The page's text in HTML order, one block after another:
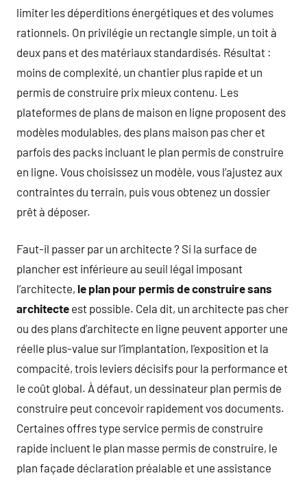
limiter les déperditions énergétiques et des volumes
rationnels. On privilégie un rectangle simple, un toit à
deux pans et des matériaux standardisés. Résultat :
moins de complexité, un chantier plus rapide et un
permis de construire prix mieux contenu. Les
plateformes de plans de maison en ligne proposent des
modèles modulables, des plans maison pas cher et
parfois des packs incluant le plan permis de construire
en ligne. Vous choisissez un modèle, vous l’ajustez aux
contraintes du terrain, puis vous obtenez un dossier
prêt à déposer.
Faut-il passer par un architecte ? Si la surface de
plancher est inférieure au seuil légal imposant
l’architecte, le plan pour permis de construire sans
architecte est possible. Cela dit, un architecte pas cher
ou des plans d’architecte en ligne peuvent apporter une
réelle plus-value sur l’implantation, l’exposition et la
compacité, trois leviers décisifs pour la performance et
le coût global. À défaut, un dessinateur plan permis de
construire peut concevoir rapidement vos documents.
Certaines offres type service permis de construire
rapide incluent le plan masse permis de construire, le
plan façade déclaration préalable et une assistance